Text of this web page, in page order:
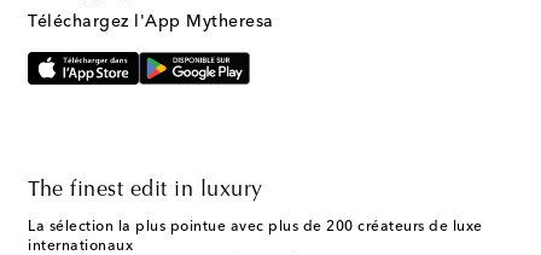
Téléchargez l'App Mytheresa
The finest edit in luxury
La sélection la plus pointue avec plus de 200 créateurs de luxe
internationaux